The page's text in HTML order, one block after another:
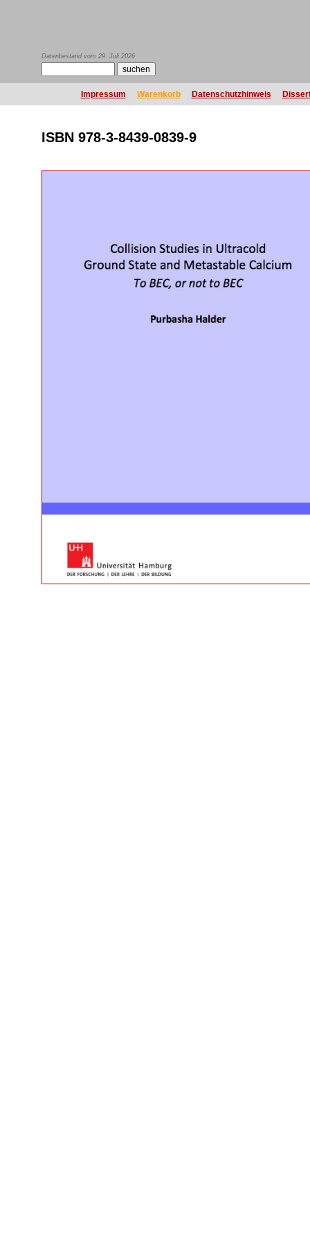
Datenbestand vom 29. Juli 2026
Impressum Warenkorb Datenschutzhinweis
ISBN 978-3-8439-0839-9